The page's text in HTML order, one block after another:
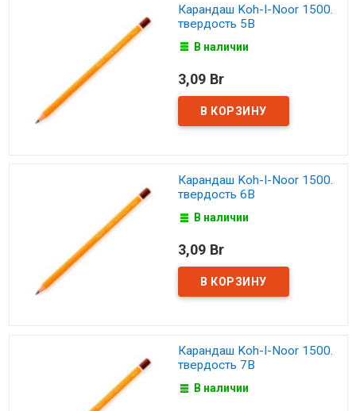
Карандаш Koh-I-Noor 1500.
твердость 5B
В наличии
3,09 Br
Карандаш Koh-I-Noor 1500.
твердость 6B
В наличии
3,09 Br
Карандаш Koh-I-Noor 1500.
твердость 7B
В наличии